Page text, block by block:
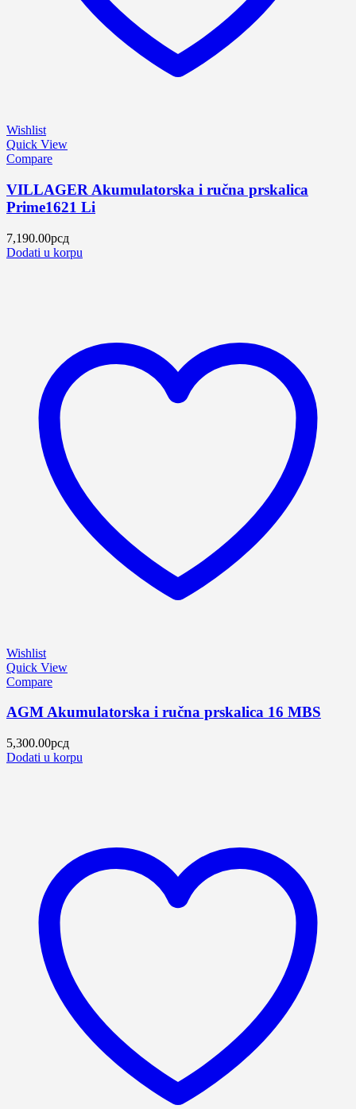
Wishlist
Quick View
Compare
VILLAGER Akumulatorska i ručna prskalica
Prime1621 Li
7,190.00рсд
Dodati u korpu
Wishlist
Quick View
Compare
AGM Akumulatorska i ručna prskalica 16 MBS
5,300.00рсд
Dodati u korpu